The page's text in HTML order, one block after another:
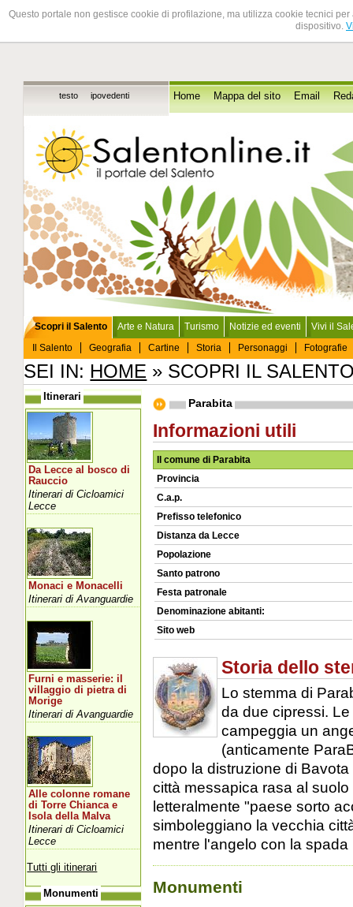
Questo portale non gestisce cookie di profilazione, ma utilizza cookie tecnici
dispositivo.
testo ipovedenti Home Mappa del sito Email
Scopri il Salento
Il Salento
Geografia Cartine Storia Personaggi Fotografie
Arte e Natura Turismo Notizie ed eventi Vivi il
SEI IN: HOME » SCOPRI IL
Parabita
Informazioni utili
Il comune di Parabita
Provincia
C.a.p.
Prefisso telefonico
Distanza da Lecce
Popolazione
Santo patrono
Festa patronale
Denominazione abitanti:
Sito web
Storia dello
Lo stemma di
da due cipressi.
campeggia un
(anticamente
dopo la distruzione di
città messapica rasa al
letteralmente "paese sorto
simboleggiano la vecchia
mentre l'angelo con la
Monumenti
Itinerari
Da Lecce al bosco di
Rauccio
Itinerari di Cicloamici
Lecce
Monaci e Monacelli
Itinerari di Avanguardie
Furni e masserie: il
villaggio di pietra di
Morige
Itinerari di Avanguardie
Alle colonne romane
di Torre Chianca e
Isola della Malva
Itinerari di Cicloamici
Lecce
Tutti gli itinerari
Monumenti